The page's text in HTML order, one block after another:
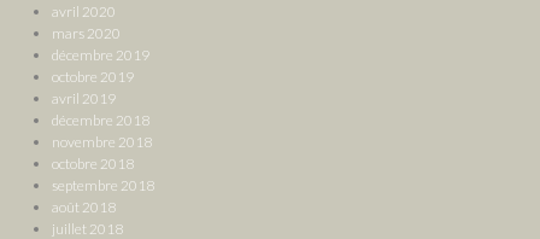
avril 2020
mars 2020
décembre 2019
octobre 2019
avril 2019
décembre 2018
novembre 2018
octobre 2018
septembre 2018
août 2018
juillet 2018